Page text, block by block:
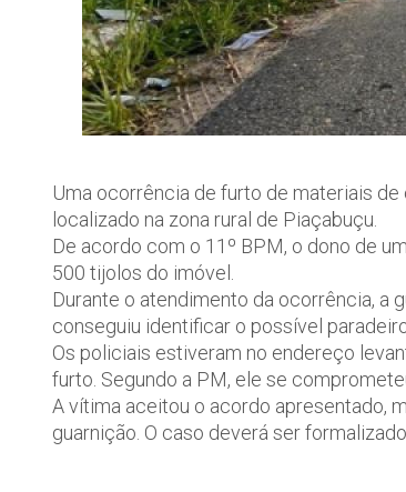
Uma ocorrência de furto de materiais
localizado na zona rural de Piaçabuçu.
De acordo com o 11º BPM, o dono de
500 tijolos do imóvel.
Durante o atendimento da ocorrência, a
conseguiu identificar o possível
Os policiais estiveram no endereço
furto. Segundo a PM, ele se
A vítima aceitou o acordo apresentado,
guarnição. O caso deverá ser